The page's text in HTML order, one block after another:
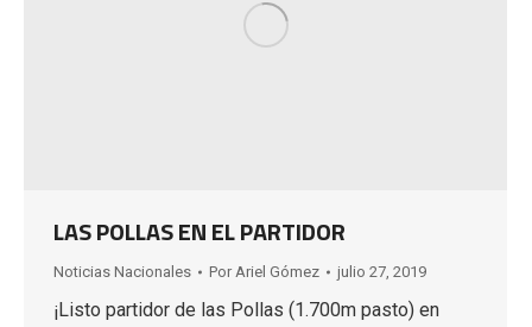
LAS POLLAS EN EL PARTIDOR
Noticias Nacionales Por Ariel Gómez julio 27, 2019
¡Listo partidor de las Pollas (1.700m pasto) en